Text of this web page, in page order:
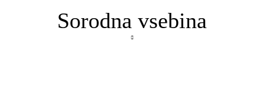
Sorodna vsebina